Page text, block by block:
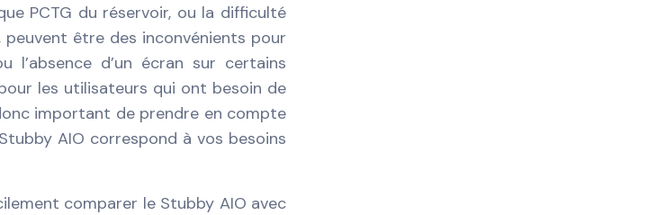
PCTG du réservoir, ou la difficulté
être des inconvénients pour
d’un écran sur certains
les utilisateurs qui ont besoin de
important de prendre en compte
AIO correspond à vos besoins
comparer le Stubby AIO avec